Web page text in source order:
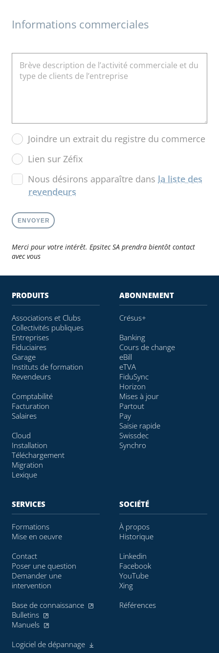
Informations commerciales
Brève description de l’activité commerciale et du
type de clients de l’entreprise
Joindre un extrait du registre du commerce
Lien sur Zéfix
Nous désirons apparaître dans la liste des
revendeurs
Value
Merci pour votre intérêt. Epsitec SA prendra bientôt contact
avec vous
PRODUITS
Associations et Clubs
Collectivités publiques
Entreprises
Fiduciaires
Garage
Instituts de formation
Revendeurs
Comptabilité
Facturation
Salaires
Cloud
Installation
Téléchargement
Migration
Lexique
ABONNEMENT
Crésus+
Banking
Cours de change
eBill
eTVA
FiduSync
Horizon
Mises à jour
Partout
Pay
Saisie rapide
Swissdec
Synchro
SERVICES
Formations
Mise en oeuvre
Contact
Poser une question
Demander une
intervention
Base de connaissance
Bulletins
Manuels
Logiciel de dépannage
SOCIÉTÉ
À propos
Historique
Linkedin
Facebook
YouTube
Xing
Références